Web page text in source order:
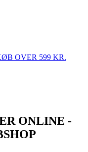
OVER 599 KR.
ONLINE -